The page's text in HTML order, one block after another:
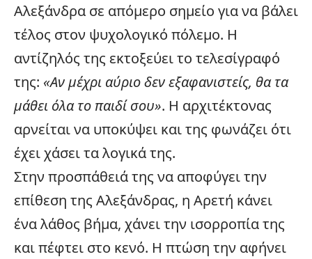
Αλεξάνδρα σε απόμερο σημείο για να βάλει
τέλος στον ψυχολογικό πόλεμο. Η
αντίζηλός της εκτοξεύει το τελεσίγραφό
της: «Αν μέχρι αύριο δεν εξαφανιστείς, θα τα
μάθει όλα το παιδί σου». Η αρχιτέκτονας
αρνείται να υποκύψει και της φωνάζει ότι
έχει χάσει τα λογικά της.
Στην προσπάθειά της να αποφύγει την
επίθεση της Αλεξάνδρας, η Αρετή κάνει
ένα λάθος βήμα, χάνει την ισορροπία της
και πέφτει στο κενό. Η πτώση την αφήνει